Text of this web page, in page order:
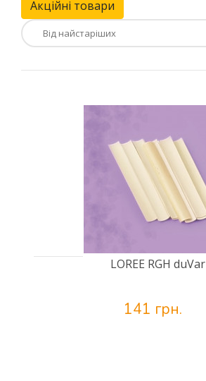
Акційні товари
LOREE RGH duVar
141 грн.